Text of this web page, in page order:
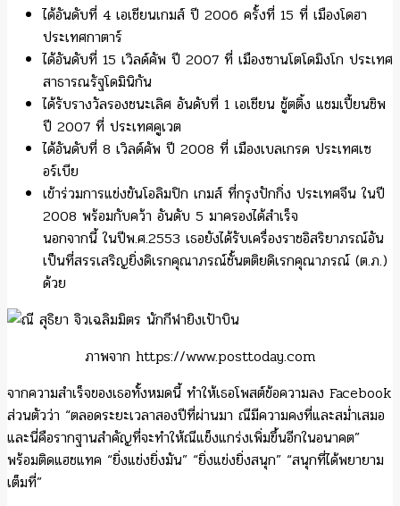
ได้อันดับที่ 4 เอเชียนเกมส์ ปี 2006 ครั้งที่ 15 ที่ เมืองโดฮา
ประเทศกาตาร์
ได้อันดับที่ 15 เวิลด์คัพ ปี 2007 ที่ เมืองซานโตโดมิงโก ประเทศ
สาธารณรัฐโดมินิกัน
ได้รับรางวัลรองชนะเลิศ อันดับที่ 1 เอเชียน ชู้ตติ้ง แชมเปี้ยนชิพ
ปี 2007 ที่ ประเทศคูเวต
ได้อันดับที่ 8 เวิลด์คัพ ปี 2008 ที่ เมืองเบลเกรด ประเทศเซ
อร์เบีย
เข้าร่วมการแข่งขันโอลิมปิก เกมส์ ที่กรุงปักกิ่ง ประเทศจีน ในปี
2008 พร้อมกับคว้า อันดับ 5 มาครองได้สำเร็จ
นอกจากนี้ ในปีพ.ศ.2553 เธอยังได้รับเครื่องราชอิสริยาภรณ์อัน
เป็นที่สรรเสริญยิ่งดิเรกคุณาภรณ์ชั้นตติยดิเรกคุณาภรณ์ (ต.ภ.)
ด้วย
ภาพจาก https://www.posttoday.com
จากความสำเร็จของเธอทั้งหมดนี้ ทำให้เธอโพสต์ข้อความลง Facebook
ส่วนตัวว่า “ตลอดระยะเวลาสองปีที่ผ่านมา ณีมีความคงที่และสม่ำเสมอ
และนี่คือรากฐานสำคัญที่จะทำให้ณีแข็งแกร่งเพิ่มขึ้นอีกในอนาคต”
พร้อมติดแฮชแทค “ยิ่งแข่งยิ่งมัน” “ยิ่งแข่งยิ่งสนุก” “สนุกที่ได้พยายาม
เต็มที่”